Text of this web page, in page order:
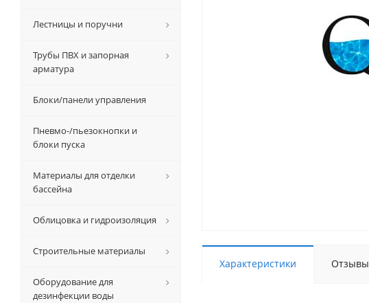
Характеристики Отзывы
Лестницы и поручни
Трубы ПВХ и запорная
арматура
Блоки/панели управления
Пневмо-/пьезокнопки и
блоки пуска
Материалы для отделки
бассейна
Облицовка и гидроизоляция
Строительные материалы
Оборудование для
дезинфекции воды